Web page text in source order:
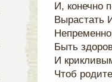
И, конечно
Быть
И
Чтоб